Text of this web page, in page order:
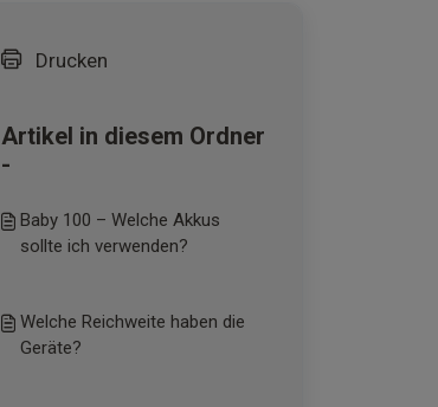
Drucken
Artikel in diesem Ordner
-
Baby 100 – Welche Akkus
sollte ich verwenden?
Welche Reichweite haben die
Geräte?